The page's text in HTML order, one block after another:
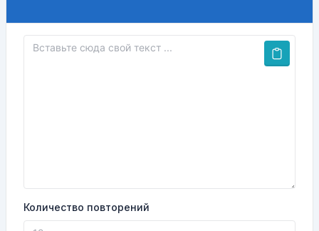
Количество повторений